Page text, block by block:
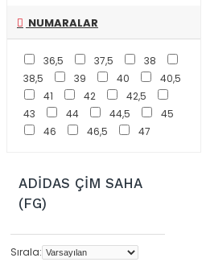
NUMARALAR
36,5 37,5
38
38,5
39 40
40,5
41
42
42,5
43
44 44,5
45
46
46,5 47
ADIDAS ÇIM SAHA
(FG)
Sırala: